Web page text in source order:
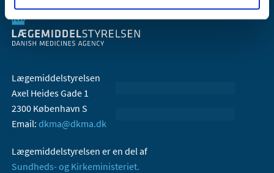
Lægemiddelstyrelsen
Axel Heides Gade 1
2300 København S
Email: dkma@dkma.dk
Lægemiddelstyrelsen er en del af
Sundheds- og Kirkeministeriet.